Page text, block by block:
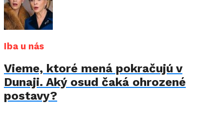
Iba u nás
Vieme, ktoré mená pokračujú v
Dunaji. Aký osud čaká ohrozené
postavy?